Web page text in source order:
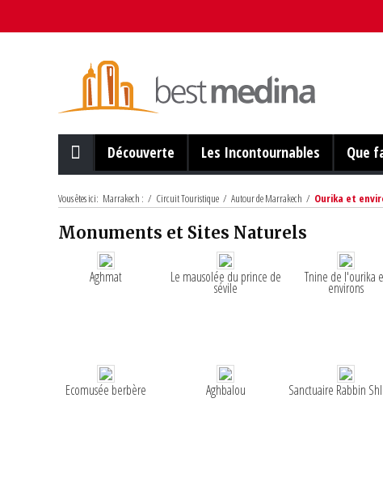
Découverte Les Incontournables Que
Vous êtes ici: Marrakech : / Circuit Touristique / Autour de Marrakech / Ourika et
Monuments et Sites Naturels
Aghmat Le mausolée du prince de
sévile
Tnine de l'ourika
environs
Ecomusée berbère Aghbalou Sanctuaire Rabbin